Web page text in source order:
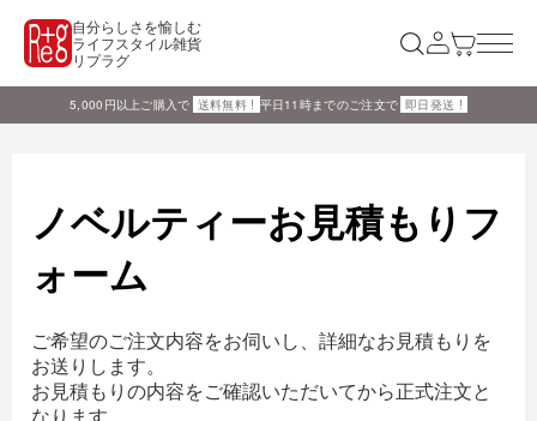
自分らしさを愉しむ
ライフスタイル雑貨
リプラグ
5,000円以上ご購入で 送料無料 ! 平日11時までのご注文で 即日発送 !